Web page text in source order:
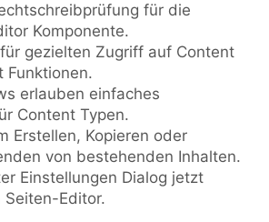
für die
Komponente.
gezielten Zugriff auf Content
Funktionen.
erlauben einfaches
Content Typen.
Erstellen, Kopieren oder
von bestehenden Inhalten.
Einstellungen Dialog jetzt
Editor.